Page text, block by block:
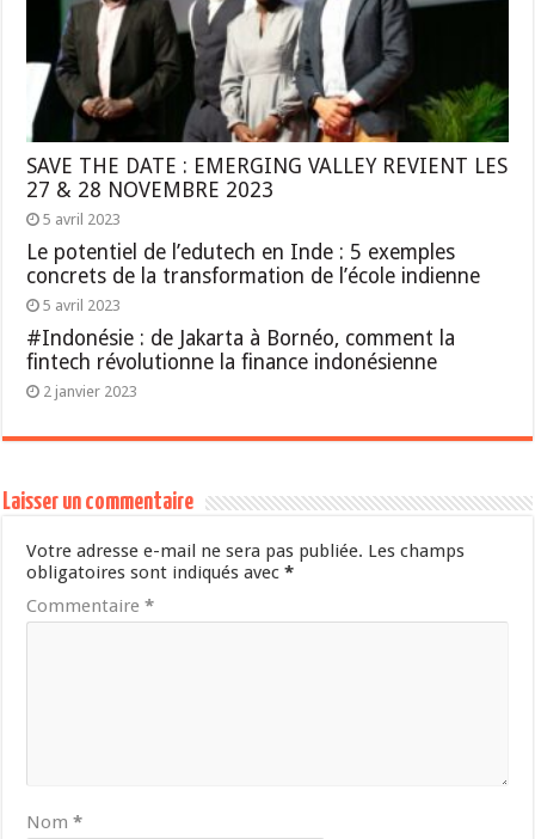
SAVE THE DATE : EMERGING VALLEY REVIENT LES
27 & 28 NOVEMBRE 2023
5 avril 2023
Le potentiel de l’edutech en Inde : 5 exemples
concrets de la transformation de l’école indienne
5 avril 2023
#Indonésie : de Jakarta à Bornéo, comment la
fintech révolutionne la finance indonésienne
2 janvier 2023
Laisser un commentaire
Votre adresse e-mail ne sera pas publiée. Les champs
obligatoires sont indiqués avec*
Commentaire*
Nom*